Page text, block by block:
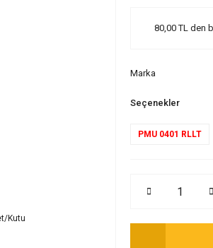
80,00 TL den
Marka
Seçenekler
PMU 0401 RLLT